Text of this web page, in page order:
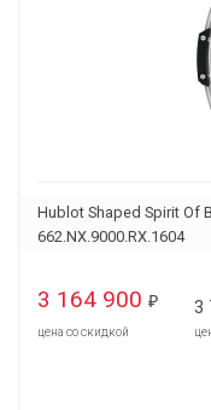
Hublot Shaped Spirit Of
662.NX.9000.RX.1604
3 164 900 ₽
цена со скидкой
3